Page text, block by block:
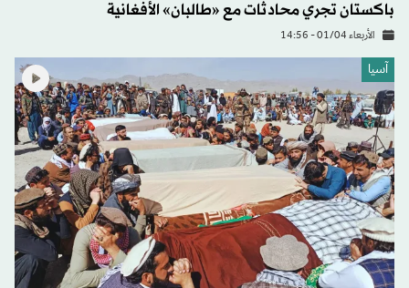
باكستان تجري محادثات مع «طالبان» الأفغانية
الأربعاء 01/04 - 14:56
آسيا